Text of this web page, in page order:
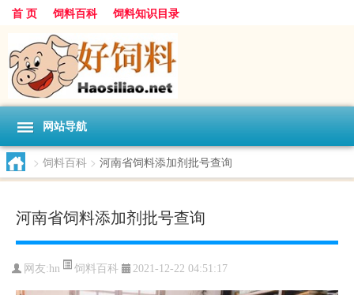
首 页 饲料百科 饲料知识目录
网站导航
> 饲料百科 > 河南省饲料添加剂批号查询
河南省饲料添加剂批号查询
网友:hn 饲料百科 2021-12-22 04:51:17